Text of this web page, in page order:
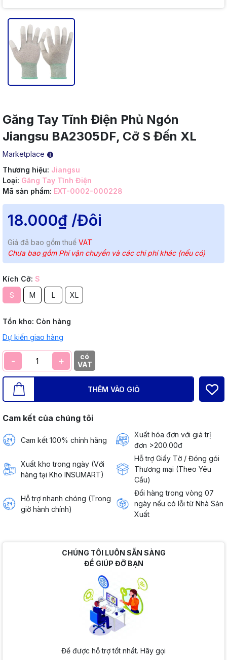
Găng Tay Tĩnh Điện Phủ Ngón
Jiangsu BA2305DF, Cỡ S Đến XL
Marketplace
Thương hiệu: Jiangsu
Loại: Găng Tay Tĩnh Điện
Mã sản phẩm: EXT-0002-000228
18.000₫ /Đôi
Giá đã bao gồm thuế VAT
Chưa bao gồm Phí vận chuyển và các chi phí khác (nếu có)
Kích Cỡ: S
S
M L XL
Tồn kho: Còn hàng
Dự kiến giao hàng
- +
có
VAT
THÊM VÀO GIỎ
Cam kết của chúng tôi
Cam kết 100% chính hãng
Xuất hóa đơn với giá trị
đơn >200.00đ
Xuất kho trong ngày (Với
hàng tại Kho INSUMART)
Hỗ trợ Giấy Tờ / Đóng gói
Thương mại (Theo Yêu
Cầu)
Hỗ trợ nhanh chóng (Trong
giờ hành chính)
Đổi hàng trong vòng 07
ngày nếu có lỗi từ Nhà Sản
Xuất
CHÚNG TÔI LUÔN SẴN SÀNG
ĐỂ GIÚP ĐỠ BẠN
Để được hỗ trợ tốt nhất. Hãy gọi